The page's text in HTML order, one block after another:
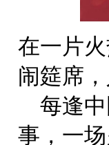
在一片
闹筵席
每逢
事，一